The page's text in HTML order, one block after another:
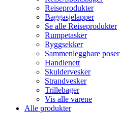
Reiseprodukter
Baggasjelapper
Se alle Reiseprodukter
Rumpetasker
Ryggsekker
Sammenleggbare poser
Handlenett
Skuldervesker
Strandvesker
Trillebager
Vis alle varene
Alle produkter